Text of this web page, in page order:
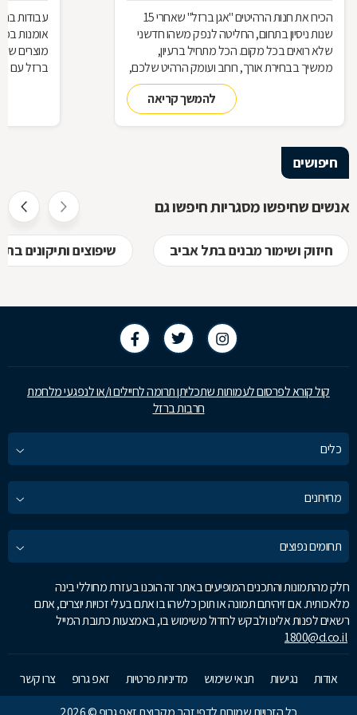
הכירו את חנות הרהיטים ''אגן ברזל'' שאחרי 15
שנות ניסיון בתחום, החליטה לנפק משהו חדשני
שלא רואים בכל מקום. הכל מתחיל ברעיון,
ממשיך בבחירת אורך, רוחב ועומק הרהיט שלכם,
ממשיך בייצור מקורי ממיטב חומרי הגלם ומסתיים
ביצירת הפתרון המרשים והמעשי ביותר עבורכם
להמשך קריאה
עבודות
אומנות
מוצרים
ברזל עם
חיפושים
אנשים שחיפשו מסגריות חיפשו גם
חיזוק ושימור מבנים בתל אביב שיפוצים ותיקונים
קול קורא לפרסום לעמותות שתכליתן תרומה לחיילים ו/או לנפגעי מלחמת
חרבות ברזל
כלים
מחירונים
תחומים נפוצים
חלק מהתמונות והתכנים המופיעים באתר זה הוכנו בעזרת מחוללי בינה
מלאכותית. אם זיהיתם תמונה או תוכן כלשהו בו אתם בעלי זכויות יוצרים, אתם
רשאים לפנות אלינו ולבקש לחדול משימוש בו, באמצעות כתובת המייל
1800@d.co.il
אודות נגישות תנאי שימוש מדיניות פרטיות זאפ גרופ
צרו קשר